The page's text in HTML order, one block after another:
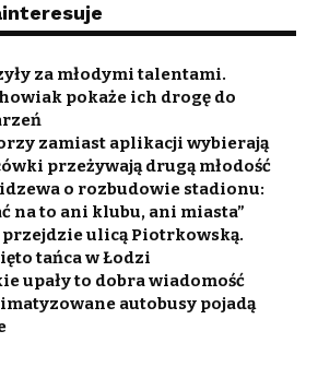
za młodymi talentami.
pokaże ich drogę do
zamiast aplikacji wybierają
przeżywają drugą młodość
o rozbudowie stadionu:
na to ani klubu, ani miasta”
przejdzie ulicą Piotrkowską.
tańca w Łodzi
upały to dobra wiadomość
autobusy pojadą